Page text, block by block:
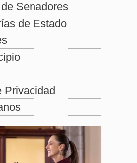
Senadores
de Estado
Privacidad